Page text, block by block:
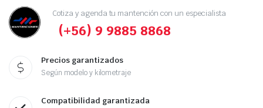
Cotiza y agenda tu mantención con un especialista
(+56) 9 9885 8868
Precios garantizados
Según modelo y kilometraje
Compatibilidad garantizada